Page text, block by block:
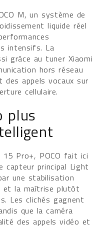
M, un système de
liquide réel
intensifs. La
grâce au tuner Xiaomi
hors réseau
appels vocaux sur
cellulaire.
plus
Pro+, POCO fait ici
capteur principal Light
une stabilisation
et la maîtrise plutôt
Les clichés gagnent
que la caméra
des appels vidéo et